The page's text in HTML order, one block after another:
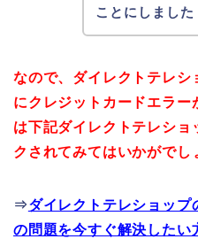
ことにしました
なので、ダイレクトテレシ
にクレジットカードエラー
は下記ダイレクトテレショ
クされてみてはいかがでし
⇒ダイレクトテレショップ
の問題を今すぐ解決したい